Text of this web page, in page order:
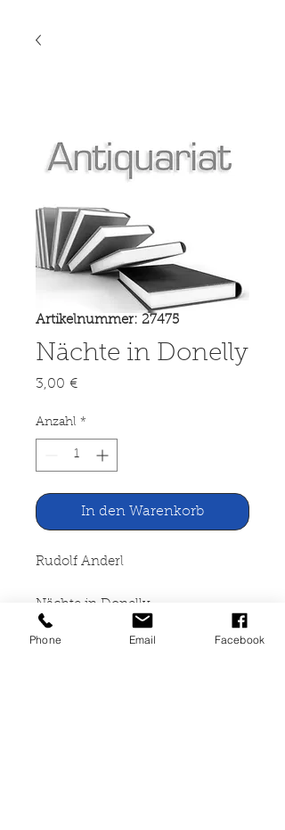
Artikelnummer: 27475
Nächte in Donelly
3,00 €Preis
Anzahl *
In den Warenkorb
Rudolf Anderl
Nächte in Donelly
Meister Verlag, Rosenheim
Phone Email Facebook